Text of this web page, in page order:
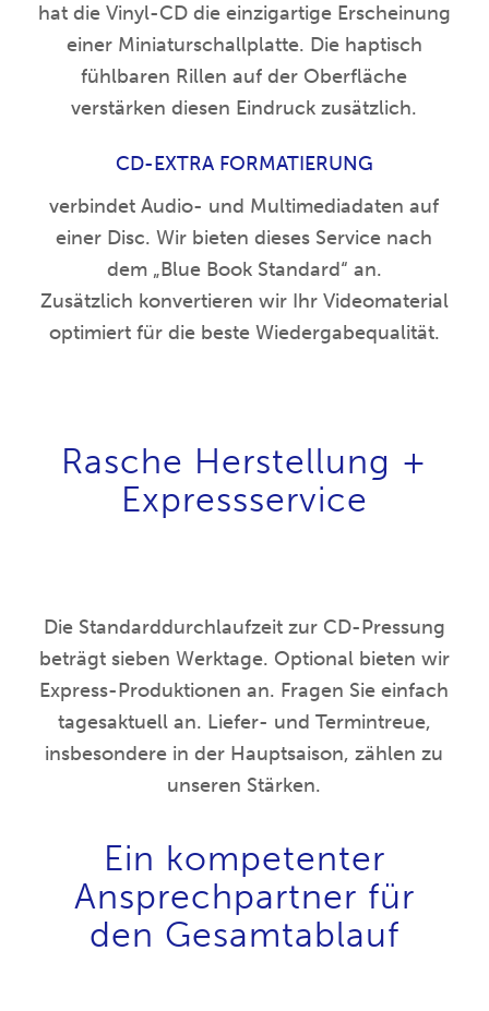
hat die Vinyl-CD die einzigartige Erscheinung
einer Miniaturschallplatte. Die haptisch
fühlbaren Rillen auf der Oberfläche
verstärken diesen Eindruck zusätzlich.
CD-EXTRA FORMATIERUNG
verbindet Audio- und Multimediadaten auf
einer Disc. Wir bieten dieses Service nach
dem „Blue Book Standard“ an.
Zusätzlich konvertieren wir Ihr Videomaterial
optimiert für die beste Wiedergabequalität.
Rasche Herstellung +
Expressservice
Die Standarddurchlaufzeit zur CD-Pressung
beträgt sieben Werktage. Optional bieten wir
Express-Produktionen an. Fragen Sie einfach
tagesaktuell an. Liefer- und Termintreue,
insbesondere in der Hauptsaison, zählen zu
unseren Stärken.
Ein kompetenter
Ansprechpartner für
den Gesamtablauf